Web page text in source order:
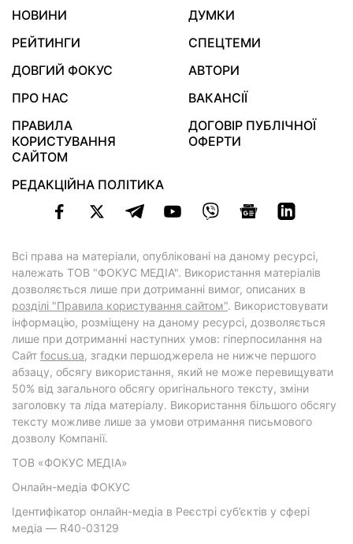
НОВИНИ
ДУМКИ
РЕЙТИНГИ
СПЕЦТЕМИ
ДОВГИЙ ФОКУС
АВТОРИ
ПРО НАС
ВАКАНСІЇ
ПРАВИЛА
КОРИСТУВАННЯ
САЙТОМ
ДОГОВІР ПУБЛІЧНОЇ
ОФЕРТИ
РЕДАКЦІЙНА ПОЛІТИКА
Всі права на матеріали, опубліковані на даному ресурсі,
належать ТОВ "ФОКУС МЕДІА". Використання матеріалів
дозволяється лише при дотриманні вимог, описаних в
розділі "Правила користування сайтом". Використовувати
інформацію, розміщену на даному ресурсі, дозволяється
лише при дотриманні наступних умов: гіперпосилання на
Cайт focus.ua, згадки першоджерела не нижче першого
абзацу, обсягу використання, який не може перевищувати
50% від загального обсягу оригінального тексту, зміни
заголовку та ліда матеріалу. Використання більшого обсягу
тексту можливе лише за умови отримання письмового
дозволу Компанії.
ТОВ «ФОКУС МЕДІА»
Онлайн-медіа ФОКУС
Ідентифікатор онлайн-медіа в Реєстрі суб’єктів у сфері
медіа — R40-03129